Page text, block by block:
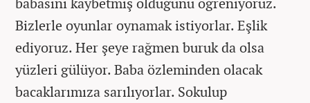
Bizlerle oyunlar oynamak istiyorlar. Eşlik
ediyoruz. Her şeye rağmen buruk da olsa
yüzleri gülüyor. Baba özleminden olacak
bacaklarımıza sarılıyorlar. Sokulup